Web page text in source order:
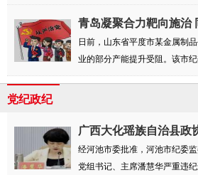
青岛凝聚合力靶向施治
境
日前，山东省平度市某金属制
业的部分产能提升受阻。该市
党纪政纪
广西大化瑶族自治县政
潘慧...
经河池市委批准，河池市纪委
党组书记、主席潘慧华严重违